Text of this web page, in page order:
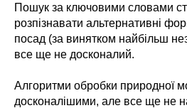
Пошук за ключовими словами
розпізнавати альтернативні
посад (за винятком найбільш
все ще не досконалий.
Алгоритми обробки природної
досконалішими, але все ще не